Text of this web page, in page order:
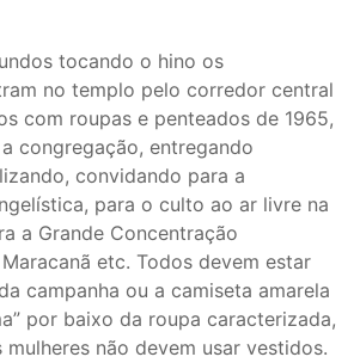
tocando o hino os
no templo pelo corredor central
com roupas e penteados de 1965,
congregação, entregando
convidando para a
para o culto ao ar livre na
a Grande Concentração
etc. Todos devem estar
campanha ou a camiseta amarela
por baixo da roupa caracterizada,
não devem usar vestidos.